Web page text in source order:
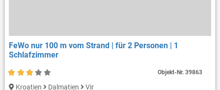
FeWo nur 100 m vom Strand | für 2 Personen | 1
Schlafzimmer
Kroatien Dalmatien
Vir
Objekt-Nr.39863